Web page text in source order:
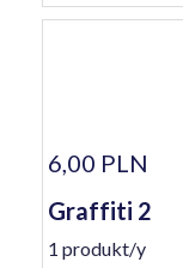
6,00 PLN
Graffiti 2
1 produkt/y